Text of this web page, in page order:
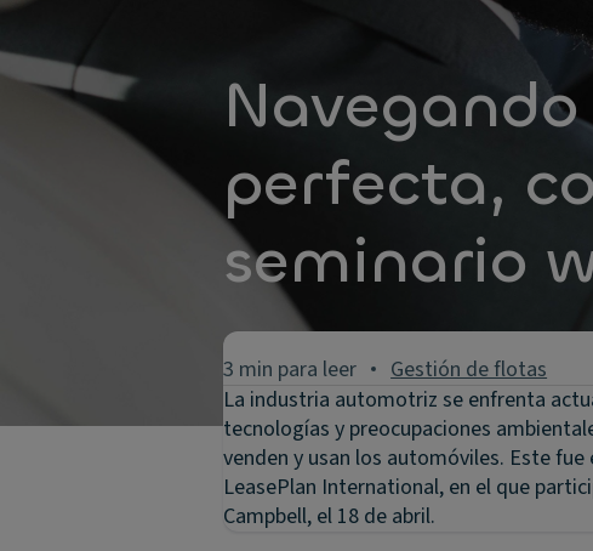
perfecta,
seminario
3 min para leer
Gestión de flotas
La industria automotriz se enfrenta
tecnologías y preocupaciones
venden y usan los automóviles. Este
LeasePlan International, en el que
Campbell, el 18 de abril.